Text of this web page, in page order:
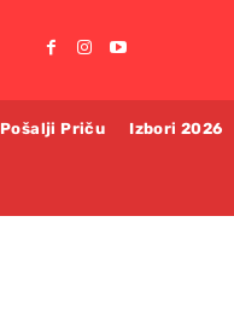
Pošalji Priču Izbori 2026